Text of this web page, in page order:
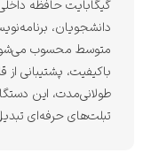
گیگابایت حافظه
دانشجویان،
متوسط محسوب
باکیفیت، پشتیبانی از
طولانی‌مدت، این
تبلت‌های حرفه‌ای